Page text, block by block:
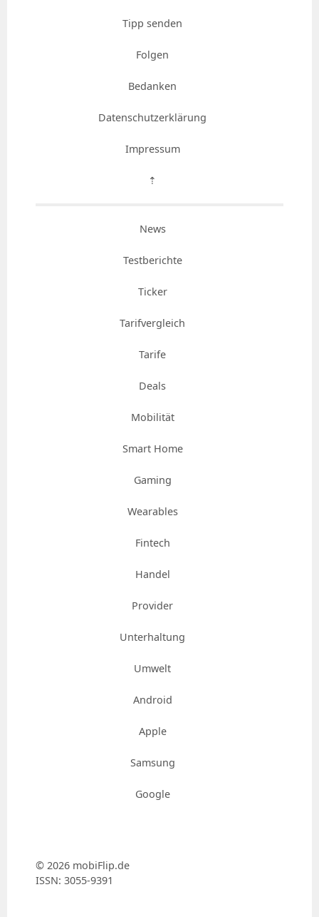
Tipp senden
Folgen
Bedanken
Datenschutzerklärung
Impressum
⇡
News
Testberichte
Ticker
Tarifvergleich
Tarife
Deals
Mobilität
Smart Home
Gaming
Wearables
Fintech
Handel
Provider
Unterhaltung
Umwelt
Android
Apple
Samsung
Google
© 2026 mobiFlip.de
ISSN: 3055-9391